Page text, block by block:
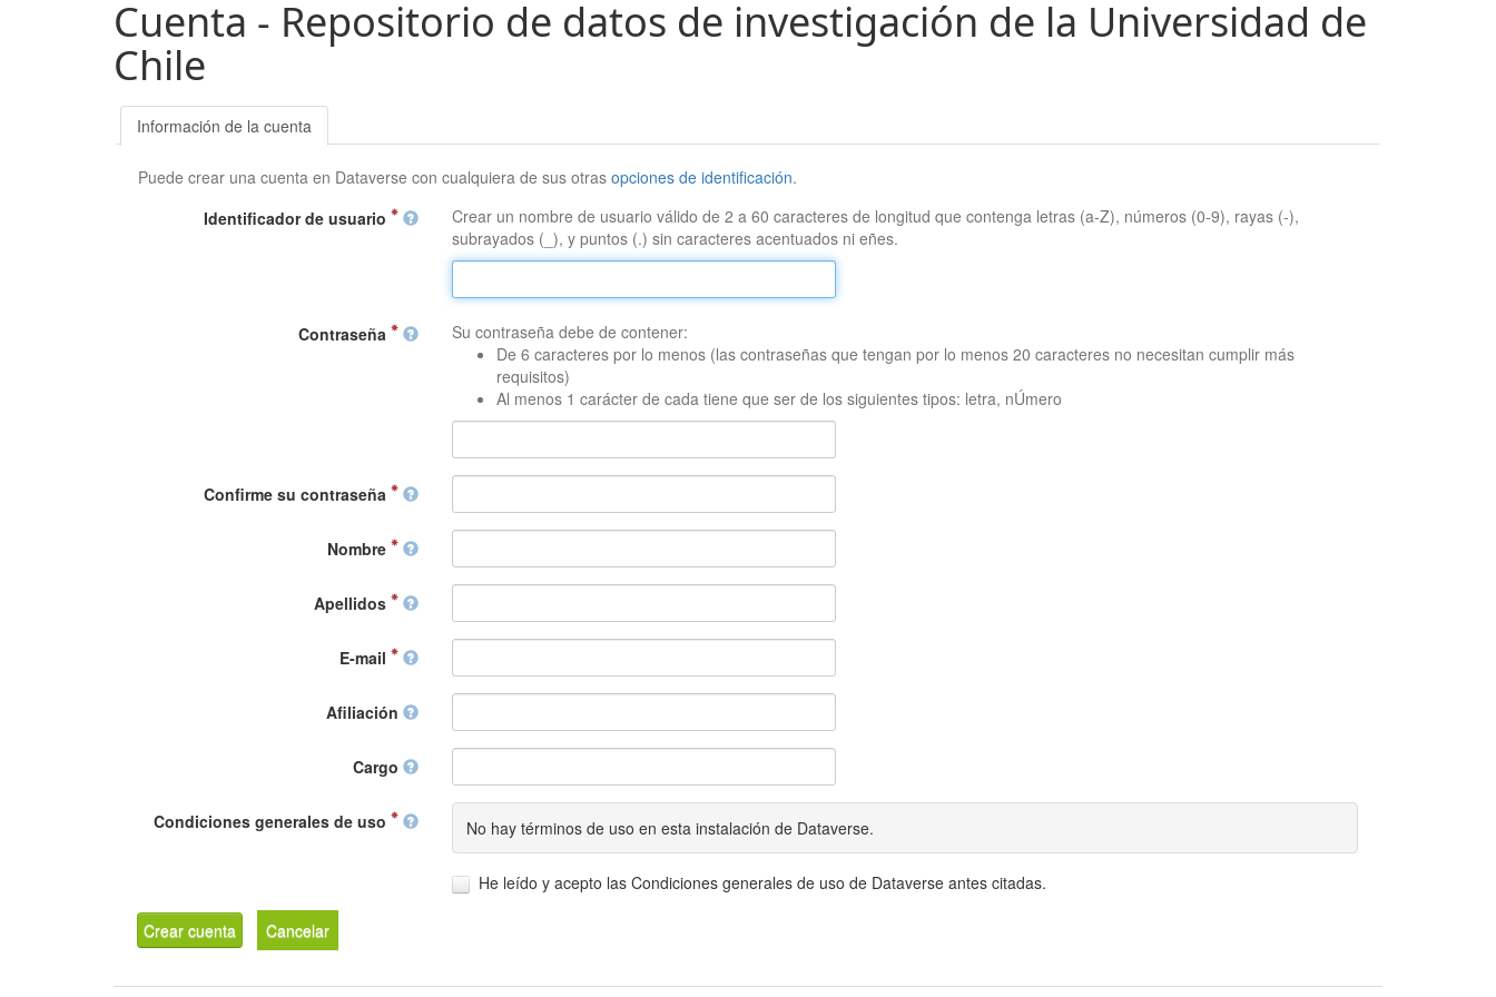
Cuenta - Repositorio de datos de investigación de la Universidad de
Chile
Información de la cuenta
Puede crear una cuenta en Dataverse con cualquiera de sus otrasopciones de identificación.
Identificador de usuario
Crear un nombre de usuario válido de 2 a 60 caracteres de longitud que contenga letras (a-Z), números (0-9), rayas (-),
subrayados (_), y puntos (.) sin caracteres acentuados ni eñes.
Contraseña
Su contraseña debe de contener:
De 6 caracteres por lo menos (las contraseñas que tengan por lo menos 20 caracteres no necesitan cumplir más
requisitos)
Al menos 1 carácter de cada tiene que ser de los siguientes tipos: letra, nÚmero
Confirme su contraseña
Nombre
Apellidos
E-mail
Afiliación
Cargo
Condiciones generales de uso No hay términos de uso en esta instalación de Dataverse.
He leído y acepto las Condiciones generales de uso de Dataverse antes citadas.
Crear cuenta Cancelar